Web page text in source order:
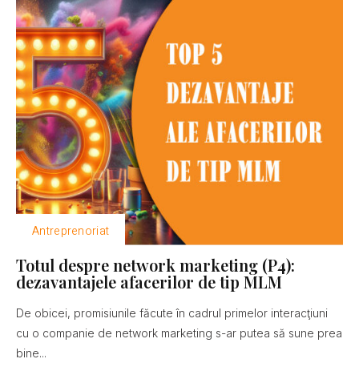
Antreprenoriat
Totul despre network marketing (P4):
dezavantajele afacerilor de tip MLM
De obicei, promisiunile făcute în cadrul primelor interacţiuni
cu o companie de network marketing s-ar putea să sune prea
bine...